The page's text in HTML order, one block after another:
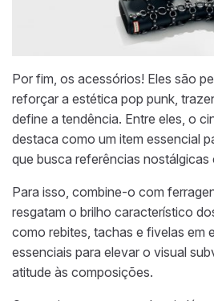
Por fim, os acessórios! Eles são
reforçar a estética pop punk,
define a tendência. Entre eles, o
destaca como um item essencial
que busca referências nostálgicas
Para isso, combine-o com
resgatam o brilho característico
como rebites, tachas e fivelas em
essenciais para elevar o visual
atitude às composições.